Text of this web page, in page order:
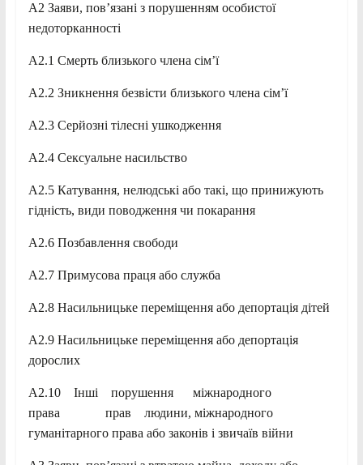
A2 Заяви, пов’язані з порушенням особистої
недоторканності
A2.1 Смерть близького члена сім’ї
A2.2 Зникнення безвісти близького члена сім’ї
A2.3 Серйозні тілесні ушкодження
A2.4 Сексуальне насильство
A2.5 Катування, нелюдські або такі, що принижують
гідність, види поводження чи покарання
A2.6 Позбавлення свободи
A2.7 Примусова праця або служба
A2.8 Насильницьке переміщення або депортація дітей
A2.9 Насильницьке переміщення або депортація
дорослих
A2.10 Інші порушення міжнародного
права прав людини, міжнародного
гуманітарного права або законів і звичаїв війни